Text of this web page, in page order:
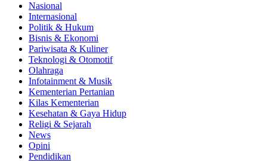
Nasional
Internasional
Politik & Hukum
Bisnis & Ekonomi
Pariwisata & Kuliner
Teknologi & Otomotif
Olahraga
Infotainment & Musik
Kementerian Pertanian
Kilas Kementerian
Kesehatan & Gaya Hidup
Religi & Sejarah
News
Opini
Pendidikan